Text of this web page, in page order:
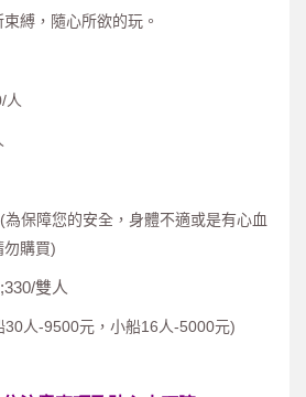
縛，隨心所欲的玩。
人
保障您的安全，身體不適或是有心血
勿購買)
雙人
人-9500元，小船16人-5000元)